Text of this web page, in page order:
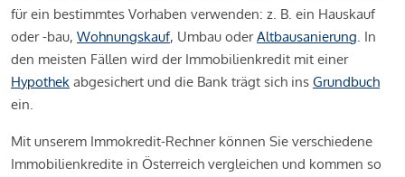
für ein bestimmtes Vorhaben verwenden: z. B. ein Hauskauf
oder -bau, Wohnungskauf, Umbau oderAltbausanierung. In
den meisten Fällen wird der Immobilienkredit mit einer
Hypothek abgesichert und die Bank trägt sich ins Grundbuch
ein.
Mit unserem Immokredit-Rechner können Sie verschiedene
Immobilienkredite in Österreich vergleichen und kommen so